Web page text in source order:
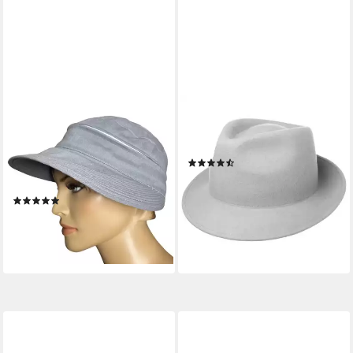
Sonnenhut Visor Cap 2in1
Sonnencap Basecap &
Sonnenschutz in Einem,
unisex, aus Leinen
29,95 €
lieferbar - in 3-4 Werktagen bei dir
Trilby (1-St) Trilby, Made in
44,95 €
lieferbar - in 2-3 Werktagen bei dir